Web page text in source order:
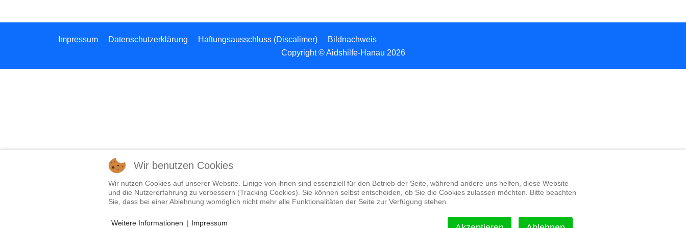
Impressum Datenschutzerklärung Haftungsausschluss (Discalimer)
Bildnachweis
Copyright © Aidshilfe-Hanau 2026
Wir benutzen Cookies
Wir nutzen Cookies auf unserer Website. Einige von ihnen sind essenziell für den Betrieb der Seite, während andere uns helfen, diese Website
und die Nutzererfahrung zu verbessern (Tracking Cookies). Sie können selbst entscheiden, ob Sie die Cookies zulassen möchten. Bitte beachten
Sie, dass bei einer Ablehnung womöglich nicht mehr alle Funktionalitäten der Seite zur Verfügung stehen.
Weitere Informationen | Impressum